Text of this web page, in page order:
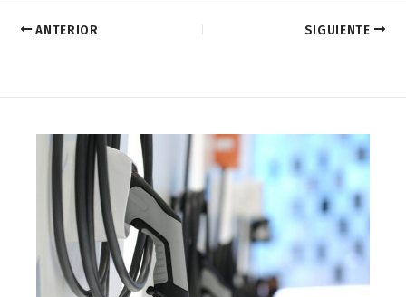
ANTERIOR SIGUIENTE